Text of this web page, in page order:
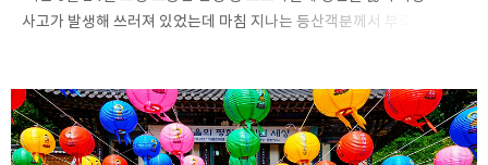
사고가 발생해 쓰러져 있었는데 마침 지나는 등산객분께서 부축해
등산객분이 오봉산 정상에서 사진은 남겨야 하지 않겠냐는 말씀에
오른손 부목을 한 상태로 기념 인증샷도 남겼습니다. ​ 다시 한번 도움
주신 등산객분과 119 구조대 분들께 진심으로 감사의 말씀을 전합니다. ​